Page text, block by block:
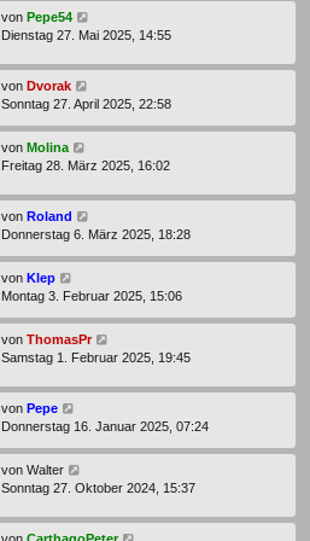
von Pepe54
Dienstag 27. Mai 2025, 14:55
von Dvorak
Sonntag 27. April 2025, 22:58
von Molina
Freitag 28. März 2025, 16:02
von Roland
Donnerstag 6. März 2025, 18:28
von Klep
Montag 3. Februar 2025, 15:06
von ThomasPr
Samstag 1. Februar 2025, 19:45
von Pepe
Donnerstag 16. Januar 2025, 07:24
von Walter
Sonntag 27. Oktober 2024, 15:37